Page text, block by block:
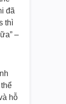
đã
thì
–
hỗ